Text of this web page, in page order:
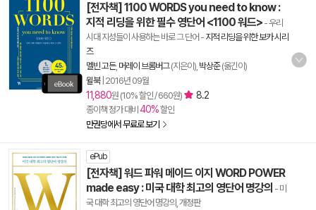
[전자책] 1100 WORDS you need to know :
지적 리딩을 위한 필수 영단어 <1100 워드> - 우리
시대 지성들이 사용하는 바로 그 단어 - 지적 리딩을 위한 보카 시리
즈
멜빈 고든, 머레이 브롬버그(지은이), 박상준(옮긴이)
윌북| 2016년 09월
11,880원 (10% 할인 / 660원) 8.2
종이책 정가 대비 40%할인
만권당에서 무료로 보기
ePub
[전자책] 워드 파워 메이드 이지 WORD POWER
made easy : 미국 대학 최고의 영단어 명강의 - 미
국 대학 최고의 영단어 명강의, 개정판